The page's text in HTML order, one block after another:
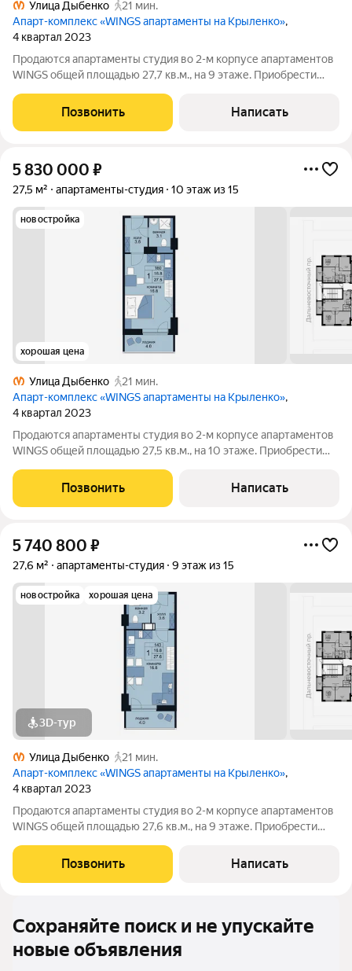
Улица Дыбенко
21 мин.
Апарт-комплекс «WINGS апартаменты на Крыленко»,
4 квартал 2023
Продаются апартаменты студия во 2-м корпусе апартаментов
WINGS общей площадью 27,7 кв.м., на 9 этаже. Приобрести
лет. Комплекс апартаментов "WINGS" располагается по адресу
улица Крыленко,
Позвонить Написать
5 830 000 ₽
27,5 м² апартаменты-студия 10 этаж из 15
новостройка
хорошая цена
Улица Дыбенко
21 мин.
Апарт-комплекс «WINGS апартаменты на Крыленко»,
4 квартал 2023
Продаются апартаменты студия во 2-м корпусе апартаментов
WINGS общей площадью 27,5 кв.м., на 10 этаже. Приобрести
лет. Комплекс апартаментов "WINGS" располагается по адресу
улица Крыленко,
Позвонить Написать
5 740 800 ₽
27,6 м² апартаменты-студия 9 этаж из 15
новостройка хорошая цена
3D-тур
Улица Дыбенко
21 мин.
Апарт-комплекс «WINGS апартаменты на Крыленко»,
4 квартал 2023
Продаются апартаменты студия во 2-м корпусе апартаментов
WINGS общей площадью 27,6 кв.м., на 9 этаже. Приобрести
лет. Комплекс апартаментов "WINGS" располагается по адресу
улица Крыленко,
Позвонить Написать
Сохраняйте поиск и не упускайте
новые объявления